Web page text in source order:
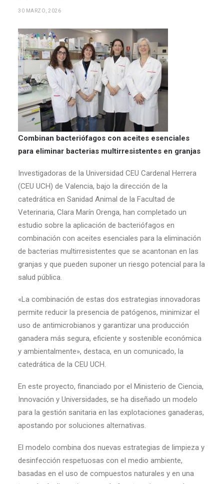
30 MARZO, 2026
Combinan bacteriófagos con aceites esenciales
para eliminar bacterias multirresistentes en granjas
Investigadoras de la Universidad CEU Cardenal Herrera
(CEU UCH) de Valencia, bajo la dirección de la
catedrática en Sanidad Animal de la Facultad de
Veterinaria, Clara Marín Orenga, han completado un
estudio sobre la aplicación de bacteriófagos en
combinación con aceites esenciales para la eliminación
de bacterias multirresistentes que se acantonan en las
granjas y que pueden suponer un riesgo potencial para la
salud pública.
«La combinación de estas dos estrategias innovadoras
permite reducir la presencia de patógenos, minimizar el
uso de antimicrobianos y garantizar una producción
ganadera más segura, eficiente y sostenible económica
y ambientalmente», destaca, en un comunicado, la
catedrática de la CEU UCH.
En este proyecto, financiado por el Ministerio de Ciencia,
Innovación y Universidades, se ha diseñado un modelo
para la gestión sanitaria en las explotaciones ganaderas,
apostando por soluciones alternativas.
El modelo combina dos nuevas estrategias de limpieza y
desinfección respetuosas con el medio ambiente,
basadas en el uso de compuestos naturales y en una